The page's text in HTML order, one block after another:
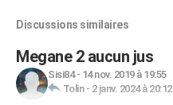
Discussions similaires
Megane 2 aucun jus
Sisi84- 14 nov. 2019 à 19:55
Tolin- 2 janv. 2024 à 20:12